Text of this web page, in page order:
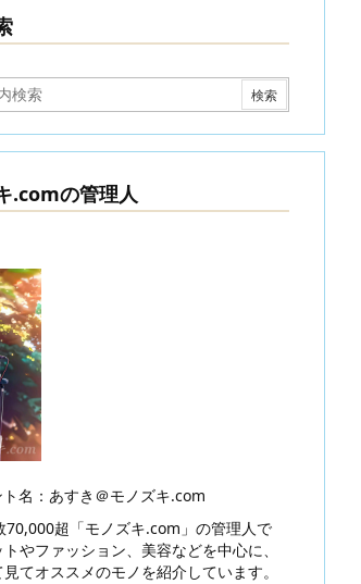
.comの管理人
名：あすき＠モノズキ.com
70,000超「モノズキ.com」の管理人で
やファッション、美容などを中心に、
てオススメのモノを紹介しています。